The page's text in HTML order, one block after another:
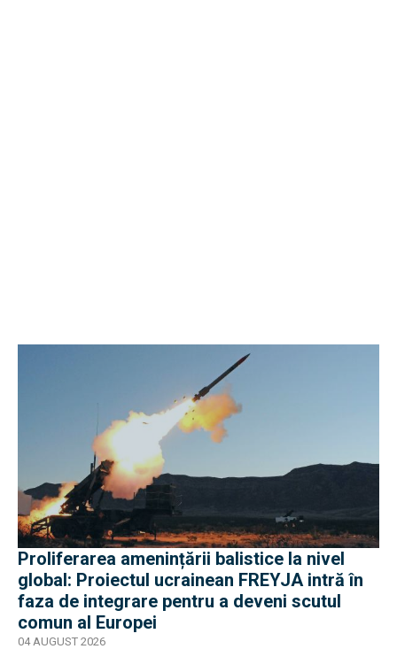
Proliferarea amenințării balistice la nivel
global: Proiectul ucrainean FREYJA intră în
faza de integrare pentru a deveni scutul
comun al Europei
04 AUGUST 2026